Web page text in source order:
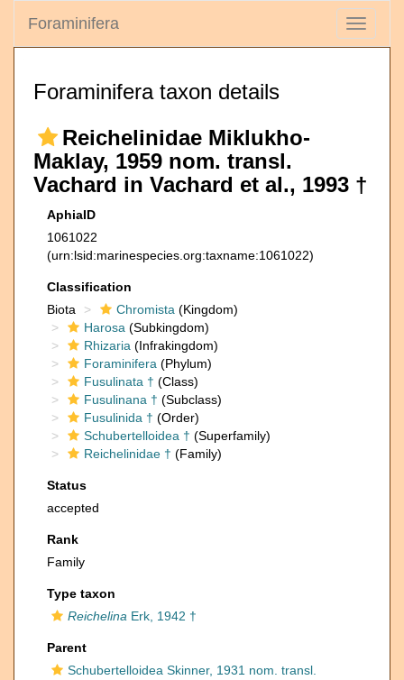
Toggle
Foraminifera
Foraminifera taxon details
Reichelinidae Miklukho-
Maklay, 1959 nom. transl.
Vachard in Vachard et al., 1993 †
AphiaID
1061022
(urn:lsid:marinespecies.org:taxname:1061022)
Classification
Biota
Chromista (Kingdom)
Harosa (Subkingdom)
Rhizaria (Infrakingdom)
Foraminifera (Phylum)
Fusulinata † (Class)
Fusulinana † (Subclass)
Fusulinida † (Order)
Schubertelloidea † (Superfamily)
Reichelinidae † (Family)
Status
accepted
Rank
Family
Type taxon
Reichelina Erk, 1942 †
Parent
Schubertelloidea Skinner, 1931 nom. transl.